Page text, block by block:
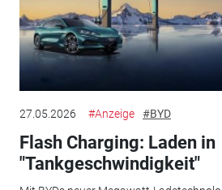
27.05.2026 #Anzeige #BYD
Flash Charging: Laden in
"Tankgeschwindigkeit"